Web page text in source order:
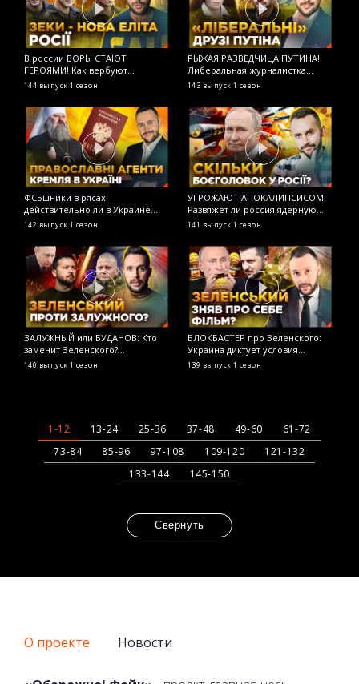
В россии ВОРЫ СТАЮТ
ГЕРОЯМИ! Как вербуют
заключенных в армию рф?
144 выпуск 1 сезон
РЫЖАЯ РАЗВЕДЧИЦА ПУТИНА!
Либеральная журналистка
Латынина продолжает работать
143 выпуск 1 сезон
ФСБшники в рясах:
действительно ли в Украине
«преследуют христиан»?
142 выпуск 1 сезон
УГРОЖАЮТ АПОКАЛИПСИСОМ!
Развяжет ли россия ядерную
войну? ОСТОРОЖНО! ФЕЙК
141 выпуск 1 сезон
ЗАЛУЖНЫЙ или БУДАНОВ: Кто
заменит Зеленского?
ОСТОРОЖНО! ФЕЙК
140 выпуск 1 сезон
БЛОКБАСТЕР про Зеленского:
Украина диктует условия
Голливуду? ОСТОРОЖНО! ФЕЙК
139 выпуск 1 сезон
1-12 13-24 25-36 37-48 49-60
61-72
73-84
85-96 97-108 109-120
121-132
133-144
145-150
Свернуть
О проекте Новости